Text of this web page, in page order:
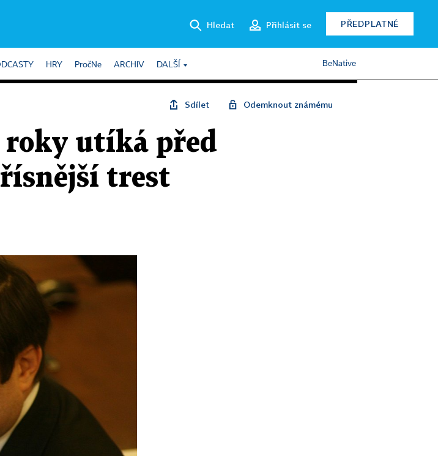
Hledat Přihlásit se PŘEDPLATNÉ
HRY PročNe ARCHIV DALŠÍ BeNative
Sdílet Odemknout známému
roky utíká před
trest